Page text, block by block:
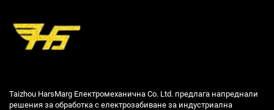
Taizhou HarsMarg Електромеханична Co. Ltd. предлага напреднали
решения за обработка с електрозабиване за индустриална